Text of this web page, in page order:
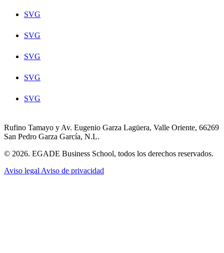
SVG
SVG
SVG
SVG
SVG
Rufino Tamayo y Av. Eugenio Garza Lagüera, Valle Oriente, 66269
San Pedro Garza García, N.L.
© 2026. EGADE Business School, todos los derechos reservados.
Aviso legal Aviso de privacidad